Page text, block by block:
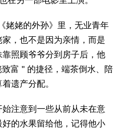
姥姥的外孙》里，无业青年
，也不是因为亲情，而是
照顾爷爷分到房子后，他
富 " 的捷径，端茶倒水、陪
遗产分配。
注意到一些从前从未在意
的水果留给他，记得他小